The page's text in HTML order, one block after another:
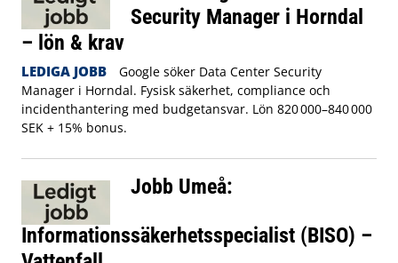
Security Manager i Horndal
– lön & krav
LEDIGA JOBB
Google söker Data Center Security
Manager i Horndal. Fysisk säkerhet, compliance och
incidenthantering med budgetansvar. Lön 820 000–840 000
SEK + 15% bonus.
Jobb Umeå:
Informationssäkerhetsspecialist (BISO) –